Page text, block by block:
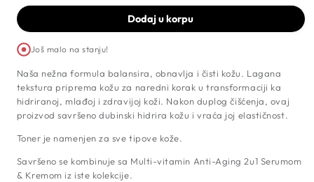
A
Toner
za
Lice,
250ml
A
Dodaj u korpu
Još malo na stanju!
Naša nežna formula balansira, obnavlja i čisti kožu. Lagana
tekstura priprema kožu za naredni korak u transformaciji ka
hidriranoj, mlađoj i zdravijoj koži. Nakon duplog čišćenja, ovaj
proizvod savršeno dubinski hidrira kožu i vraća joj elastičnost.
Toner je namenjen za sve tipove kože.
Savršeno se kombinuje sa Multi-vitamin Anti-Aging 2u1 Serumom
& Kremom iz iste kolekcije.